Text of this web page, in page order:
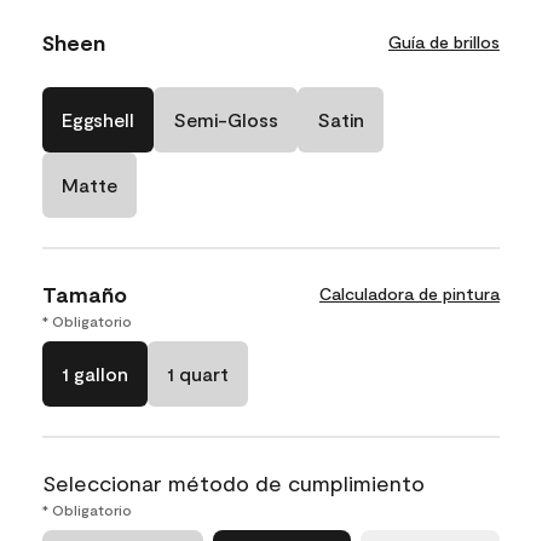
Sheen Guía de brillos
Eggshell Semi-Gloss Satin
Matte
Tamaño Calculadora de pintura
* Obligatorio
1 gallon 1 quart
Seleccionar método de cumplimiento
* Obligatorio